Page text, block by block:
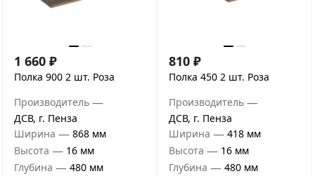
1 660 ₽
Полка 900 2 шт. Роза
Производитель —
ДСВ, г. Пенза
Ширина — 868 мм
Высота — 16 мм
Глубина — 480 мм
810 ₽
Полка 450 2 шт. Роза
Производитель —
ДСВ, г. Пенза
Ширина — 418 мм
Высота — 16 мм
Глубина — 480 мм